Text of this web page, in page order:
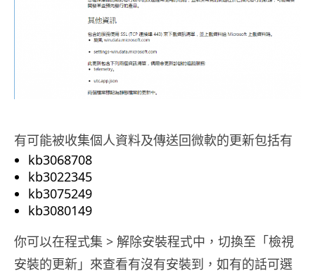
有可能被收集個人資料及傳送回微軟的更新包括有
kb3068708
kb3022345
kb3075249
kb3080149
你可以在程式集 > 解除安裝程式中，切換至「檢視
安裝的更新」來查看有沒有安裝到，如有的話可選